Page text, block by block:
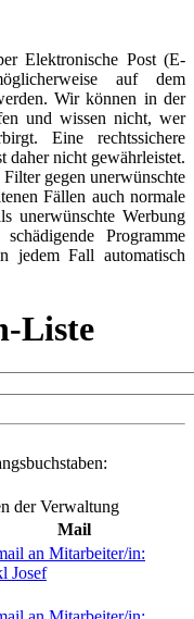
Elektronische Post (E-
auf dem
Wir können in der
und wissen nicht, wer
Eine rechtssichere
nicht gewährleistet.
gegen unerwünschte
Fällen auch normale
unerwünschte Werbung
Programme
jedem Fall automatisch
Liste
der Verwaltung
Mail